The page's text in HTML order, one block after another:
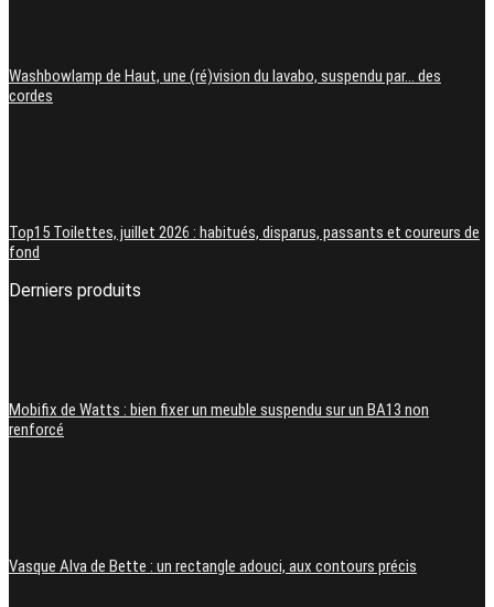
Washbowlamp de Haut, une (ré)vision du lavabo, suspendu par… des
cordes
Top15 Toilettes, juillet 2026 : habitués, disparus, passants et coureurs de
fond
Derniers produits
Mobifix de Watts : bien fixer un meuble suspendu sur un BA13 non
renforcé
Vasque Alva de Bette : un rectangle adouci, aux contours précis